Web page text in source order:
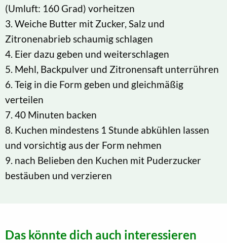
(Umluft: 160 Grad) vorheitzen
3. Weiche Butter mit Zucker, Salz und
Zitronenabrieb schaumig schlagen
4. Eier dazu geben und weiterschlagen
5. Mehl, Backpulver und Zitronensaft unterrühren
6. Teig in die Form geben und gleichmäßig
verteilen
7. 40 Minuten backen
8. Kuchen mindestens 1 Stunde abkühlen lassen
und vorsichtig aus der Form nehmen
9. nach Belieben den Kuchen mit Puderzucker
bestäuben und verzieren
Das könnte dich auch interessieren